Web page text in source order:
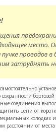
место.
проводов в
затруднять
соединения
цепи от
колодках
расстоянии от